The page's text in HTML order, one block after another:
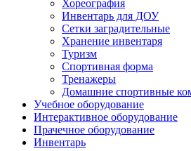
Хореография
Инвентарь для ДОУ
Сетки заградительные
Хранение инвентаря
Туризм
Спортивная форма
Тренажеры
Домашние спортивные
Учебное оборудование
Интерактивное оборудование
Прачечное оборудование
Инвентарь